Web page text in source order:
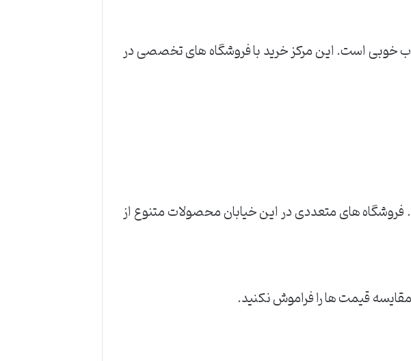
خوبی است. این مرکز خرید با فروشگاه های تخصصی در
های متعددی در این خیابان محصولات متنوع از
قیمت ها را فراموش نکنید.